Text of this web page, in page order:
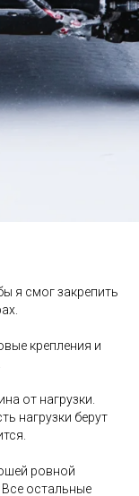
я смог закрепить
крепления и
от нагрузки.
нагрузки берут
ровной
остальные